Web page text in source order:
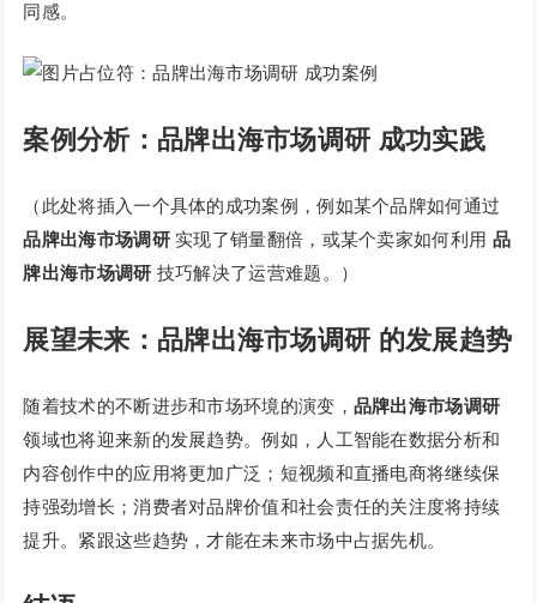
同感。
案例分析：品牌出海市场调研 成功实践
（此处将插入一个具体的成功案例，例如某个品牌如何通过
品牌出海市场调研实现了销量翻倍，或某个卖家如何利用 品
牌出海市场调研 技巧解决了运营难题。）
展望未来：品牌出海市场调研 的发展趋势
随着技术的不断进步和市场环境的演变， 品牌出海市场调研
领域也将迎来新的发展趋势。例如，人工智能在数据分析和
内容创作中的应用将更加广泛；短视频和直播电商将继续保
持强劲增长；消费者对品牌价值和社会责任的关注度将持续
提升。紧跟这些趋势，才能在未来市场中占据先机。